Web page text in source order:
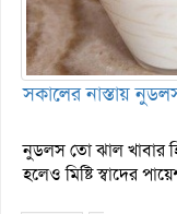
সকালের নাস্তায়
নুডলস তো ঝাল খাবার
হলেও মিষ্টি স্বাদের